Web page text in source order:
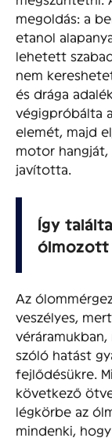
megoldás: a
etanol
lehetett
nem
és drága
végigpróbálta
elemét, majd
motor
javította.
Így
ólmozott
Az
veszélyes,
szóló hatást
fejlődésükre.
következő
légkörbe az
mindenki,